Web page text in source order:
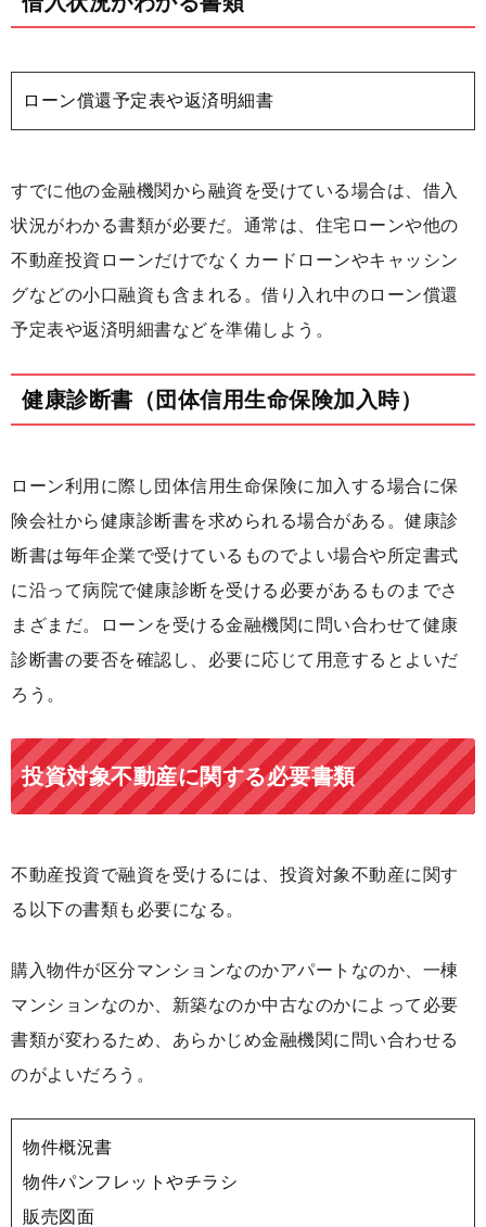
ローン償還予定表や返済明細書
すでに他の金融機関から融資を受けている場合は、借入
状況がわかる書類が必要だ。通常は、住宅ローンや他の
不動産投資ローンだけでなくカードローンやキャッシン
グなどの小口融資も含まれる。借り入れ中のローン償還
予定表や返済明細書などを準備しよう。
健康診断書（団体信用生命保険加入時）
ローン利用に際し団体信用生命保険に加入する場合に保
険会社から健康診断書を求められる場合がある。健康診
断書は毎年企業で受けているものでよい場合や所定書式
に沿って病院で健康診断を受ける必要があるものまでさ
まざまだ。ローンを受ける金融機関に問い合わせて健康
診断書の要否を確認し、必要に応じて用意するとよいだ
ろう。
投資対象不動産に関する必要書類
不動産投資で融資を受けるには、投資対象不動産に関す
る以下の書類も必要になる。
購入物件が区分マンションなのかアパートなのか、一棟
マンションなのか、新築なのか中古なのかによって必要
書類が変わるため、あらかじめ金融機関に問い合わせる
のがよいだろう。
物件概況書
物件パンフレットやチラシ
販売図面